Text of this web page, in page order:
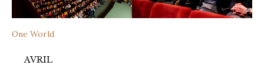
One World
AVRIL